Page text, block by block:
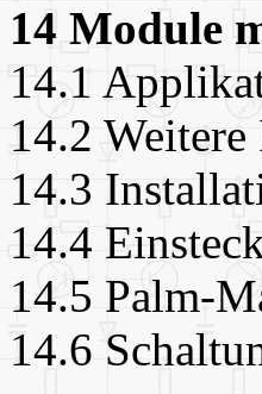
14 Module
14.1
14.2
14.3
14.4
14.5 Palm-
14.6